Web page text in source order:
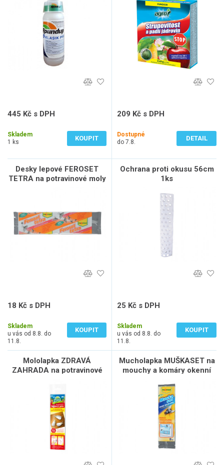
445 Kč s DPH
Skladem
1 ks
KOUPIT
209 Kč s DPH
Dostupné
do 7.8.
DETAIL
Desky lepové FEROSET
TETRA na potravinové moly
18 Kč s DPH
Skladem
u vás od 8.8. do
11.8.
KOUPIT
Ochrana proti okusu 56cm
1ks
25 Kč s DPH
Skladem
u vás od 8.8. do
11.8.
KOUPIT
Mololapka ZDRAVÁ
ZAHRADA na potravinové
Mucholapka MUŠKASET na
mouchy a komáry okenní